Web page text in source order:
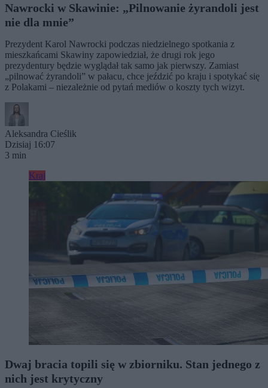
Nawrocki w Skawinie: „Pilnowanie żyrandoli jest
nie dla mnie”
Prezydent Karol Nawrocki podczas niedzielnego spotkania z
mieszkańcami Skawiny zapowiedział, że drugi rok jego
prezydentury będzie wyglądał tak samo jak pierwszy. Zamiast
„pilnować żyrandoli” w pałacu, chce jeździć po kraju i spotykać się
z Polakami – niezależnie od pytań mediów o koszty tych wizyt.
Aleksandra Cieślik
Dzisiaj 16:07
3 min
Kraj
Dwaj bracia topili się w zbiorniku. Stan jednego z
nich jest krytyczny